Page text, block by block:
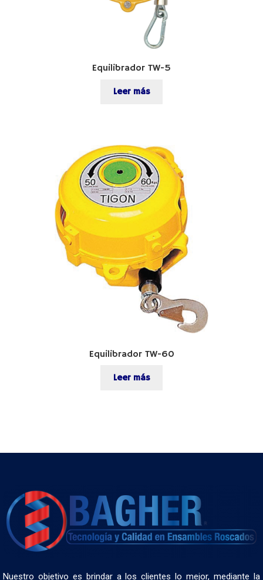
Equilibrador TW-5
Leer más
Equilibrador TW-60
Leer más
Nuestro objetivo es brindar a los clientes lo mejor, mediante la